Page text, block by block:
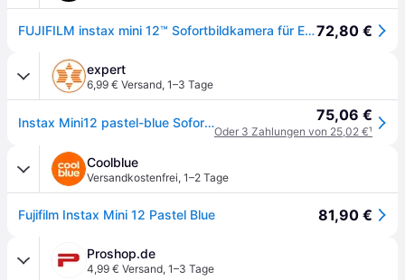
FUJIFILM instax mini 12™ Sofortbildkamera für Erwachsene | Kamera mit Sofortdruck für farbige Erinnerungen zum Anfassen – Selfiespiegel, Nahaufnahmemodus & automatische Belichtung | Pastel Blue72,80 €
expert
6,99 € Versand, 1–3 Tage
Instax Mini12 pastel-blue Sofortbildkamera 75,06 €
Oder 3 Zahlungen von 25,02 €¹
Coolblue
Versandkostenfrei, 1–2 Tage
Fujifilm Instax Mini 12 Pastel Blue 81,90 €
Proshop.de
4,99 € Versand, 1–3 Tage